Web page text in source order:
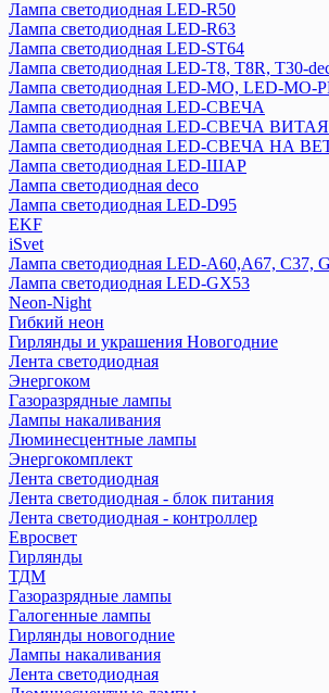
Лампа светодиодная LED-R50
Лампа светодиодная LED-R63
Лампа светодиодная LED-ST64
Лампа светодиодная LED-T8, T8R, T30-
Лампа светодиодная LED-МО, LED-MO-
Лампа светодиодная LED-СВЕЧА
Лампа светодиодная LED-СВЕЧА ВИТАЯ
Лампа светодиодная LED-СВЕЧА НА
Лампа светодиодная LED-ШАР
Лампа светодиодная deco
Лампа светодиодная LED-D95
EKF
iSvet
Лампа светодиодная LED-A60,A67, C37,
Лампа светодиодная LED-GX53
Neon-Night
Гибкий неон
Гирлянды и украшения Новогодние
Лента светодиодная
Энергоком
Газоразрядные лампы
Лампы накаливания
Люминесцентные лампы
Энергокомплект
Лента светодиодная
Лента светодиодная - блок питания
Лента светодиодная - контроллер
Евросвет
Гирлянды
ТДМ
Газоразрядные лампы
Галогенные лампы
Гирлянды новогодние
Лампы накаливания
Лента светодиодная